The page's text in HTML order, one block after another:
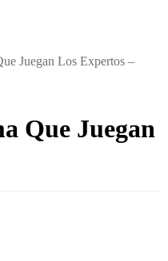
Juegan Los Expertos –
Que Juegan